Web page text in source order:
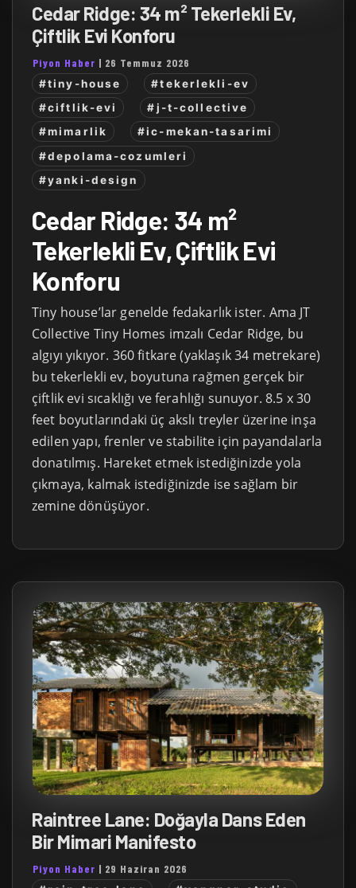
Cedar Ridge: 34 m² Tekerlekli Ev,
Çiftlik Evi Konforu
Piyon Haber | 26 Temmuz 2026
#tiny-house
#tekerlekli-ev
#ciftlik-evi
#j-t-collective
#mimarlik
#ic-mekan-tasarimi
#depolama-cozumleri
#yanki-design
Cedar Ridge: 34 m²
Tekerlekli Ev, Çiftlik Evi
Konforu
Tiny house’lar genelde fedakarlık ister. Ama JT
Collective Tiny Homes imzalı Cedar Ridge, bu
algıyı yıkıyor. 360 fitkare (yaklaşık 34 metrekare)
bu tekerlekli ev, boyutuna rağmen gerçek bir
çiftlik evi sıcaklığı ve ferahlığı sunuyor. 8.5 x 30
feet boyutlarındaki üç akslı treyler üzerine inşa
edilen yapı, frenler ve stabilite için payandalarla
donatılmış. Hareket etmek istediğinizde yola
çıkmaya, kalmak istediğinizde ise sağlam bir
zemine dönüşüyor.
Raintree Lane: Doğayla Dans Eden
Bir Mimari Manifesto
Piyon Haber | 29 Haziran 2026